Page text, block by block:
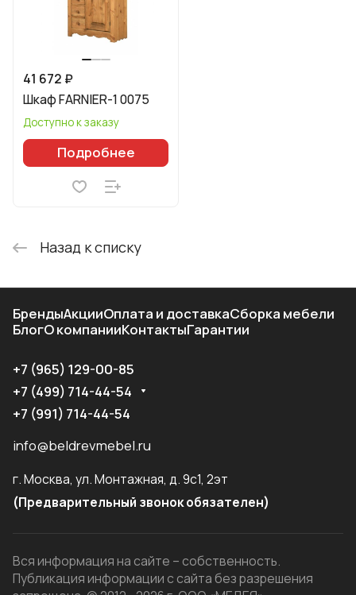
41 672 ₽
Шкаф FARNIER-1 0075
Доступно к заказу
Подробнее
Назад к списку
БрендыАкцииОплата и доставкаСборка мебели
БлогО компанииКонтактыГарантии
+7 (965) 129-00-85
+7 (499) 714-44-54
+7 (991) 714-44-54
info@beldrevmebel.ru
г. Москва, ул. Монтажная, д. 9с1, 2эт
(Предварительный звонок обязателен)
Вся информация на сайте – собственность.
Публикация информации с сайта без разрешения